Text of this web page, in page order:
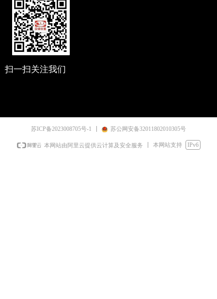
扫一扫关注我们
苏ICP备2023008705号-1 苏公网安备32011802010305号
本网站由阿里云提供云计算及安全服务 本网站支持 IPv6